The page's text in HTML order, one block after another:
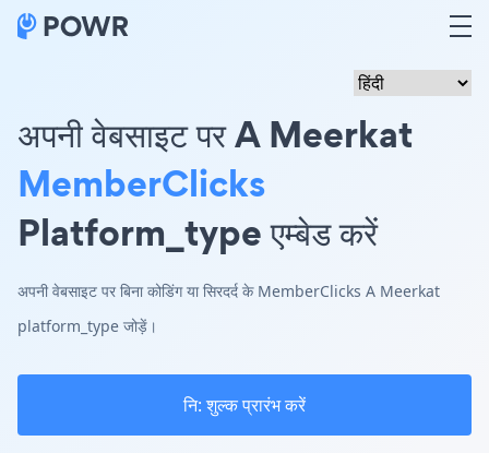
अपनी वेबसाइट पर A Meerkat
MemberClicks
Platform_type एम्बेड करें
अपनी वेबसाइट पर बिना कोडिंग या सिरदर्द के MemberClicks A Meerkat
platform_type जोड़ें।
नि: शुल्क प्रारंभ करें